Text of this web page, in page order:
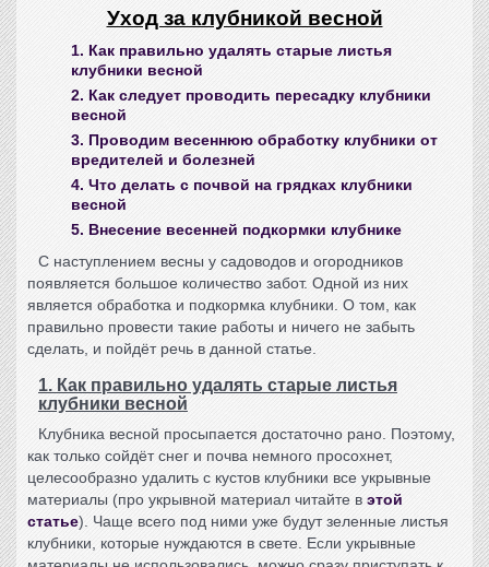
Уход за клубникой весной
1. Как правильно удалять старые листья
клубники весной
2. Как следует проводить пересадку клубники
весной
3. Проводим весеннюю обработку клубники от
вредителей и болезней
4. Что делать с почвой на грядках клубники
весной
5. Внесение весенней подкормки клубнике
С наступлением весны у садоводов и огородников
появляется большое количество забот. Одной из них
является обработка и подкормка клубники. О том, как
правильно провести такие работы и ничего не забыть
сделать, и пойдёт речь в данной статье.
1. Как правильно удалять старые листья
клубники весной
Клубника весной просыпается достаточно рано. Поэтому,
как только сойдёт снег и почва немного просохнет,
целесообразно удалить с кустов клубники все укрывные
материалы (про укрывной материал читайте в этой
статье). Чаще всего под ними уже будут зеленные листья
клубники, которые нуждаются в свете. Если укрывные